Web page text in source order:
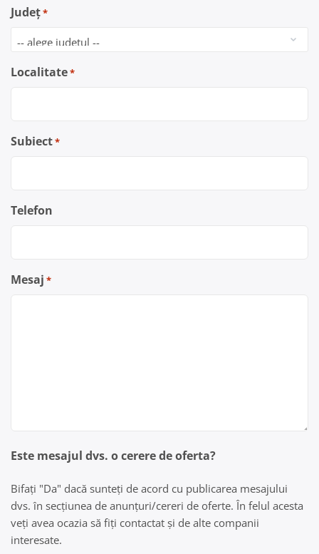
Județ*
Localitate*
Subiect*
Telefon
Mesaj *
Este mesajul dvs. o cerere de oferta?
Bifați "Da" dacă sunteți de acord cu publicarea mesajului
dvs. în secțiunea de anunțuri/cereri de oferte. În felul acesta
veți avea ocazia să fiți contactat și de alte companii
interesate.